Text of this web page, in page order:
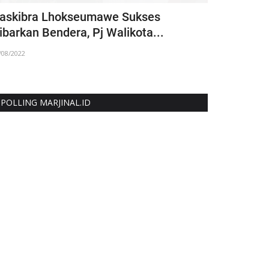
Lhokseumawe Sukses
Bendera, Pj Walikota...
2022
POLLING MARJINAL.ID